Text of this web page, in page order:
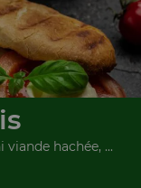
hachée, ...